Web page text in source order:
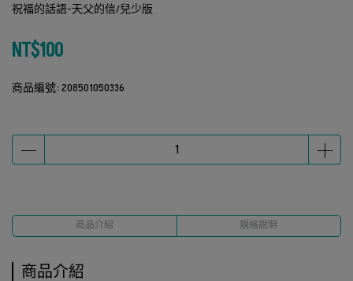
祝福的話語-天父的信/兒少版
NT$100
商品編號: 208501050336
商品介紹 規格說明
商品介紹